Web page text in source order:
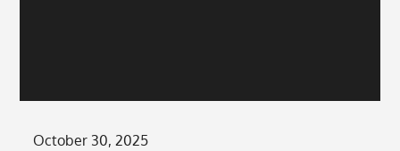
Posted
October 30, 2025